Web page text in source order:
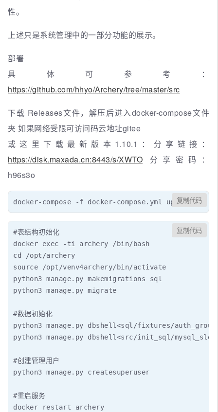
性。
上述只是系统管理中的一部分功能的展示。
部署
具体可参考：
https://github.com/hhyo/Archery/tree/master/src
下载 Releases文件，解压后进入docker-compose文件
夹 如果网络受限可访问码云地址gitee
或这里下载最新版本1.10.1：分享链接：
https://disk.maxada.cn:8443/s/XWTO 分享密码：
h96s3o
docker-compose -f docker-compose.yml up -d复制代码
#表结构初始化
docker exec -ti archery /bin/bash
cd /opt/archery
source /opt/venv4archery/bin/activate
python3 manage.py makemigrations sql
python3 manage.py migrate
#数据初始化
python3 manage.py dbshell<sql/fixtures/
python3 manage.py dbshell<src/init_sql/
#创建管理用户
python3 manage.py createsuperuser
#重启服务
docker restart archery
复制代码